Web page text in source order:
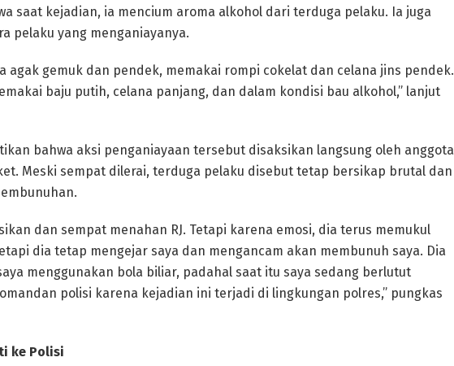
saat kejadian, ia mencium aroma alkohol dari terduga pelaku. Ia juga
pelaku yang menganiayanya.
agak gemuk dan pendek, memakai rompi cokelat dan celana jins pendek.
baju putih, celana panjang, dan dalam kondisi bau alkohol,” lanjut
bahwa aksi penganiayaan tersebut disaksikan langsung oleh anggota
Meski sempat dilerai, terduga pelaku disebut tetap bersikap brutal dan
dan sempat menahan RJ. Tetapi karena emosi, dia terus memukul
dia tetap mengejar saya dan mengancam akan membunuh saya. Dia
menggunakan bola biliar, padahal saat itu saya sedang berlutut
polisi karena kejadian ini terjadi di lingkungan polres,” pungkas
ke Polisi